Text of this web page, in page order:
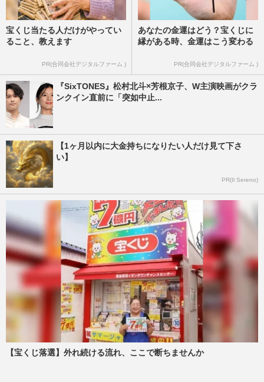
宝くじ当たる人だけがやってい
ること、教えます
PR(合同会社デジタルファーム )
あなたの金運はどう？宝くじに
縁がある時、金運はこう変わる
PR(合同会社デジタルファーム )
『SixTONES』松村北斗×芳根京子、W主演映画がクラ
ンクイン直前に「突如中止...
【1ヶ月以内に大金持ちになりたい人だけ見て下さ
い】
PR(Il Sereno)
【宝くじ落選】外れ続ける流れ、ここで断ちませんか